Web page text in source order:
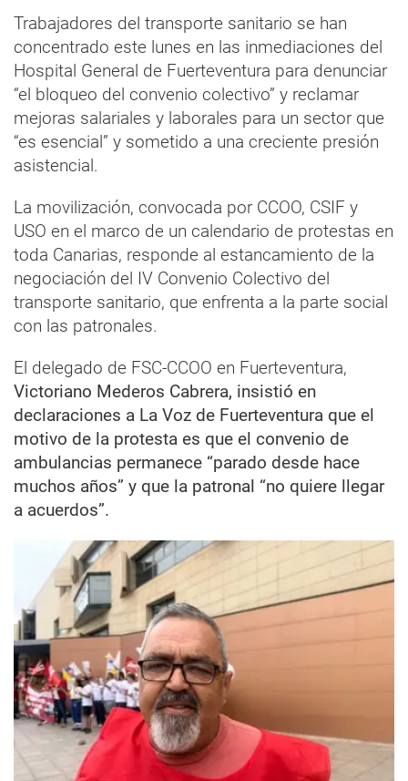
Trabajadores del transporte sanitario se han
concentrado este lunes en las inmediaciones del
Hospital General de Fuerteventura para denunciar
“el bloqueo del convenio colectivo” y reclamar
mejoras salariales y laborales para un sector que
“es esencial” y sometido a una creciente presión
asistencial.
La movilización, convocada por CCOO, CSIF y
USO en el marco de un calendario de protestas en
toda Canarias, responde al estancamiento de la
negociación del IV Convenio Colectivo del
transporte sanitario, que enfrenta a la parte social
con las patronales.
El delegado de FSC-CCOO en Fuerteventura,
Victoriano Mederos Cabrera, insistió en
declaraciones a La Voz de Fuerteventura que el
motivo de la protesta es que el convenio de
ambulancias permanece “parado desde hace
muchos años” y que la patronal “no quiere llegar
a acuerdos”.